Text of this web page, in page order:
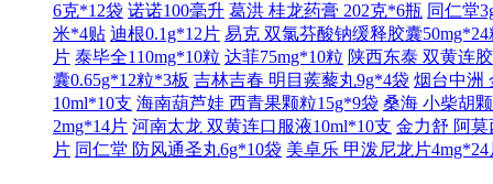
6克*12袋 诺诺100毫升 葛洪 桂龙药膏 202克*6瓶 同仁堂
米*4贴 迪根0.1g*12片 易克 双氯芬酸钠缓释胶囊50mg*24
片 泰毕全110mg*10粒 达菲75mg*10粒 陕西东泰 双黄连
囊0.65g*12粒*3板 吉林吉春 明目蒺藜丸9g*4袋 烟台中洲
10ml*10支 海南葫芦娃 西青果颗粒15g*9袋 桑海 小柴胡
2mg*14片 河南太龙 双黄连口服液10ml*10支 金力舒 阿莫
片 同仁堂 防风通圣丸6g*10袋 美卓乐 甲泼尼龙片4mg*24